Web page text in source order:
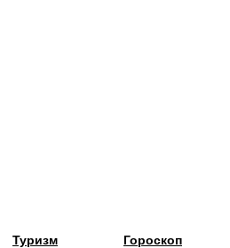
Туризм
Гороскоп